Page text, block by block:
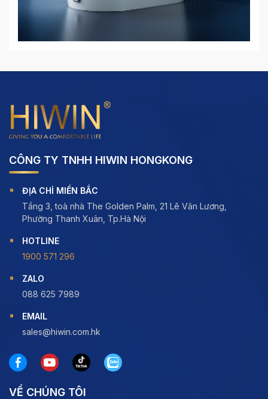
CÔNG TY TNHH HIWIN HONGKONG
ĐỊA CHỈ MIỀN BẮC
Tầng 3, toà nhà The Golden Palm, 21 Lê Văn Lương,
Phường Thanh Xuân, Tp.Hà Nội
HOTLINE
1900 571 296
ZALO
088 625 7989
EMAIL
sales@hiwin.com.hk
VỀ CHÚNG TÔI